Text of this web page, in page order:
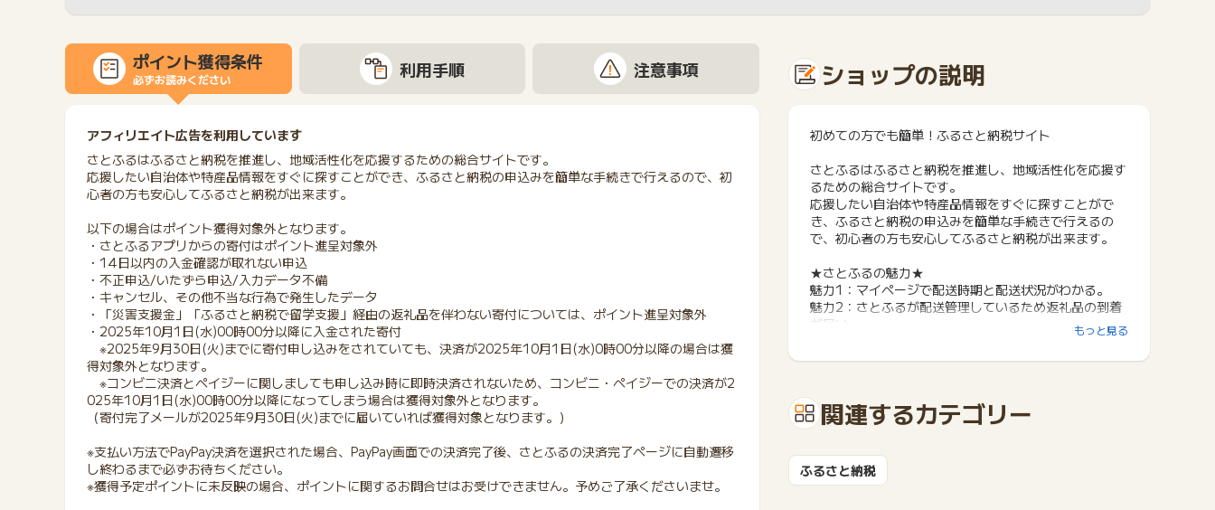
ポイント獲得条件
必ずお読みください 利用手順 注意事項
アフィリエイト広告を利用しています
さとふるはふるさと納税を推進し、地域活性化を応援するための総合サイトです。
応援したい自治体や特産品情報をすぐに探すことができ、ふるさと納税の申込みを簡単な手続きで行えるので、初
心者の方も安心してふるさと納税が出来ます。
以下の場合はポイント獲得対象外となります。
・さとふるアプリからの寄付はポイント進呈対象外
・14日以内の入金確認が取れない申込
・不正申込/いたずら申込/入力データ不備
・キャンセル、その他不当な行為で発生したデータ
・「災害支援金」「ふるさと納税で留学支援」経由の返礼品を伴わない寄付については、ポイント進呈対象外
・2025年10月1日(水)00時00分以降に入金された寄付
※2025年9月30日(火)までに寄付申し込みをされていても、決済が2025年10月1日(水)0時00分以降の場合は獲
得対象外となります。
※コンビニ決済とペイジーに関しましても申し込み時に即時決済されないため、コンビニ・ペイジーでの決済が2
025年10月1日(水)00時00分以降になってしまう場合は獲得対象外となります。
（寄付完了メールが2025年9月30日(火)までに届いていれば獲得対象となります。）
※支払い方法でPayPay決済を選択された場合、PayPay画面での決済完了後、さとふるの決済完了ページに自動遷移
し終わるまで必ずお待ちください。
※獲得予定ポイントに未反映の場合、ポイントに関するお問合せはお受けできません。予めご了承くださいませ。
ショップの説明
初めての方でも簡単！ふるさと納税サイト
さとふるはふるさと納税を推進し、地域活性化を応援す
るための総合サイトです。
応援したい自治体や特産品情報をすぐに探すことがで
き、ふるさと納税の申込みを簡単な手続きで行えるの
で、初心者の方も安心してふるさと納税が出来ます。
★さとふるの魅力★
魅力1：マイページで配送時期と配送状況がわかる。
魅力2：さとふるが配送管理しているため返礼品の到着
が早い。
魅力3：せっかくの寄付ならみんなの評判をチェック。
お礼品レビューが豊富。
おいて、「認知度No.1」、
「利用したいサイトNo.1」（※1）、「お客さま満足度9
おります。
※1 2025年1月時点 調査実施機関：(株) インテージ
もっと見る
関連するカテゴリー
ふるさと納税